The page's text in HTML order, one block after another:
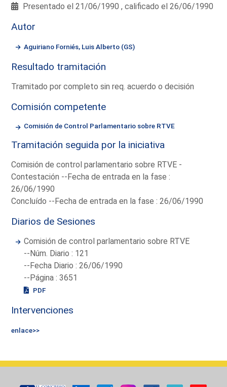
Presentado el 21/06/1990 , calificado el 26/06/1990
Autor
Aguiriano Forniés, Luis Alberto (GS)
Resultado tramitación
Tramitado por completo sin req. acuerdo o decisión
Comisión competente
Comisión de Control Parlamentario sobre RTVE
Tramitación seguida por la iniciativa
Comisión de control parlamentario sobre RTVE -
Contestación --Fecha de entrada en la fase :
26/06/1990
Concluído --Fecha de entrada en la fase : 26/06/1990
Diarios de Sesiones
Comisión de control parlamentario sobre RTVE
--Núm. Diario : 121
--Fecha Diario : 26/06/1990
--Página : 3651
PDF
Intervenciones
enlace>>